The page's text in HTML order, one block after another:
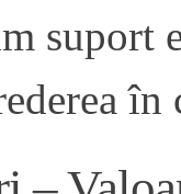
suport
în